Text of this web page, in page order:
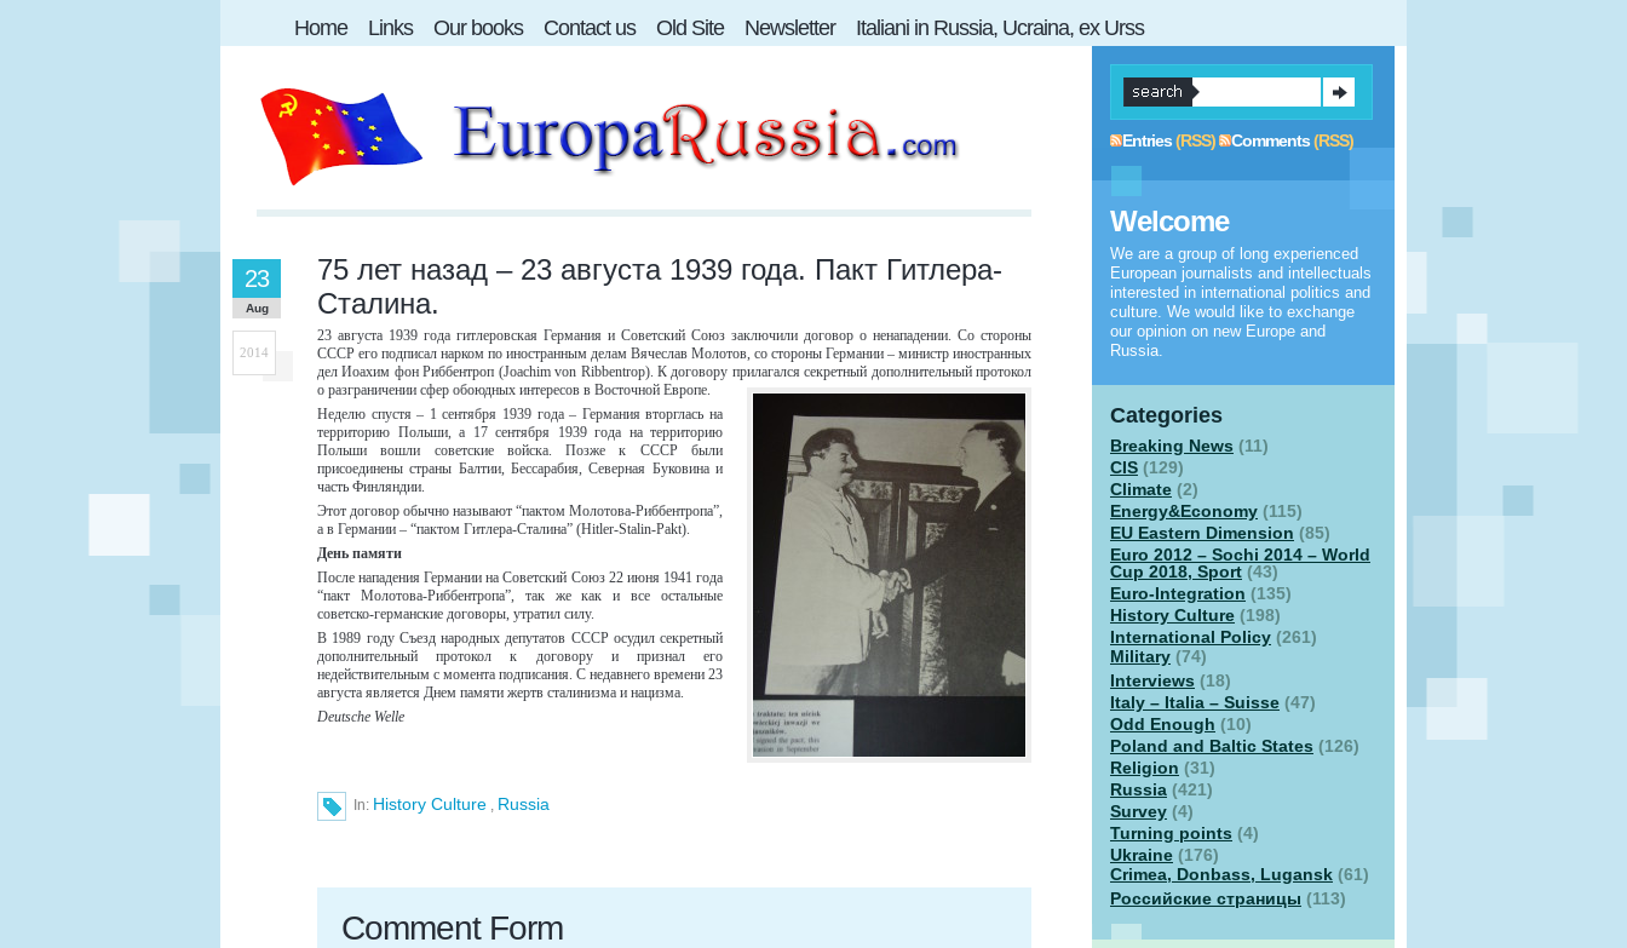
Home Links Our books Contact us Old Site Newsletter Italiani in Russia, Ucraina, ex Urss
75 лет назад – 23 августа 1939 года. Пакт Гитлера-
Сталина.
23
Aug
2014
23 августа 1939 года гитлеровская Германия и Советский Союз заключили договор о ненападении. Со стороны
СССР его подписал нарком по иностранным делам Вячеслав Молотов, со стороны Германии – министр иностранных
дел Иоахим фон Риббентроп (Joachim von Ribbentrop). К договору прилагался секретный дополнительный протокол
о разграничении сфер обоюдных интересов в Восточной Европе.
Неделю спустя – 1 сентября 1939 года – Германия вторглась на
территорию Польши, а 17 сентября 1939 года на территорию
Польши вошли советские войска. Позже к СССР были
присоединены страны Балтии, Бессарабия, Северная Буковина и
часть Финляндии.
Этот договор обычно называют “пактом Молотова-Риббентропа”,
а в Германии – “пактом Гитлера-Сталина” (Hitler-Stalin-Pakt).
День памяти
После нападения Германии на Советский Союз 22 июня 1941 года
“пакт Молотова-Риббентропа”, так же как и все остальные
советско-германские договоры, утратил силу.
В 1989 году Съезд народных депутатов СССР осудил секретный
дополнительный протокол к договору и признал его
недействительным с момента подписания. С недавнего времени 23
августа является Днем памяти жертв сталинизма и нацизма.
Deutsche Welle
In: History Culture , Russia
Comment Form
Entries(RSS) Comments(RSS)
Welcome
We are a group of long experienced
European journalists and intellectuals
interested in international politics and
culture. We would like to exchange
our opinion on new Europe and
Russia.
Categories
Breaking News (11)
CIS (129)
Climate (2)
Energy&Economy (115)
EU Eastern Dimension (85)
Euro 2012 – Sochi 2014 – World
Cup 2018, Sport (43)
Euro-Integration (135)
History Culture (198)
International Policy (261)
Military (74)
Interviews (18)
Italy – Italia – Suisse (47)
Odd Enough (10)
Poland and Baltic States (126)
Religion (31)
Russia (421)
Survey (4)
Turning points (4)
Ukraine (176)
Crimea, Donbass, Lugansk (61)
Российские страницы (113)